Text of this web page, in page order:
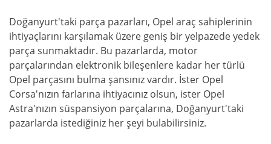
Doğanyurt'taki parça pazarları, Opel araç sahiplerinin
ihtiyaçlarını karşılamak üzere geniş bir yelpazede yedek
parça sunmaktadır. Bu pazarlarda, motor
parçalarından elektronik bileşenlere kadar her türlü
Opel parçasını bulma şansınız vardır. İster Opel
Corsa'nızın farlarına ihtiyacınız olsun, ister Opel
Astra'nızın süspansiyon parçalarına, Doğanyurt'taki
pazarlarda istediğiniz her şeyi bulabilirsiniz.